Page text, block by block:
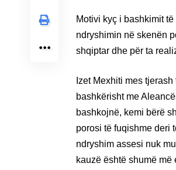
Motivi kyç i bashkimit
ndryshimin në skenën
shqiptar dhe për ta
Izet Mexhiti mes
bashkërisht me
bashkojnë, kemi bërë
porosi të fuqishme deri
ndryshim assesi nuk
kauzë është shumë më